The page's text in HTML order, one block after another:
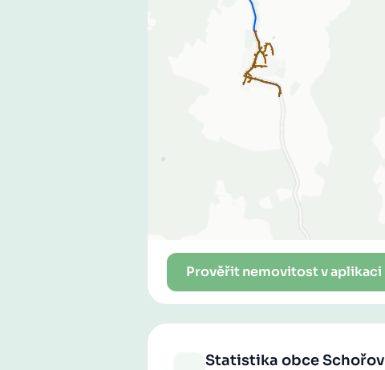
Prověřit nemovitost v aplikaci
Statistika obceSchořov